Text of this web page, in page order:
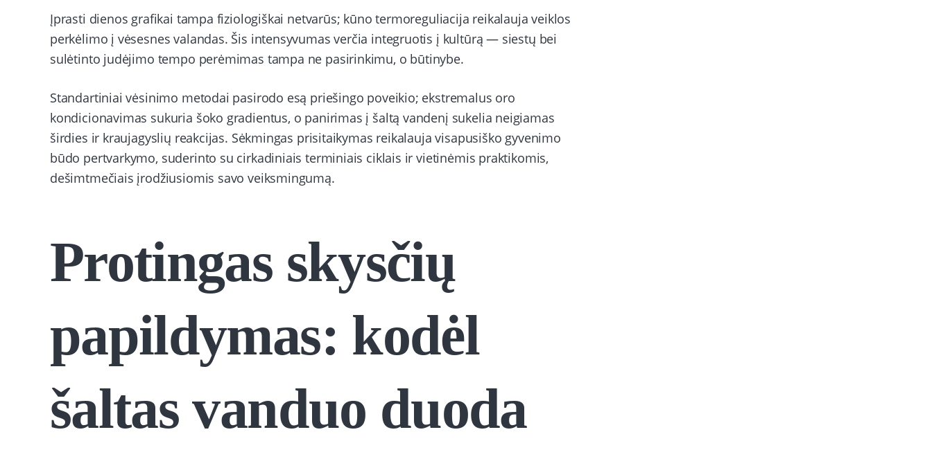
Įprasti dienos grafikai tampa fiziologiškai netvarūs; kūno termoreguliacija reikalauja veiklos
perkėlimo į vėsesnes valandas. Šis intensyvumas verčia integruotis į kultūrą — siestų bei
sulėtinto judėjimo tempo perėmimas tampa ne pasirinkimu, o būtinybe.
Standartiniai vėsinimo metodai pasirodo esą priešingo poveikio; ekstremalus oro
kondicionavimas sukuria šoko gradientus, o panirimas į šaltą vandenį sukelia neigiamas
širdies ir kraujagyslių reakcijas. Sėkmingas prisitaikymas reikalauja visapusiško gyvenimo
būdo pertvarkymo, suderinto su cirkadiniais terminiais ciklais ir vietinėmis praktikomis,
dešimtmečiais įrodžiusiomis savo veiksmingumą.
Protingas skysčių
papildymas: kodėl
šaltas vanduo duoda